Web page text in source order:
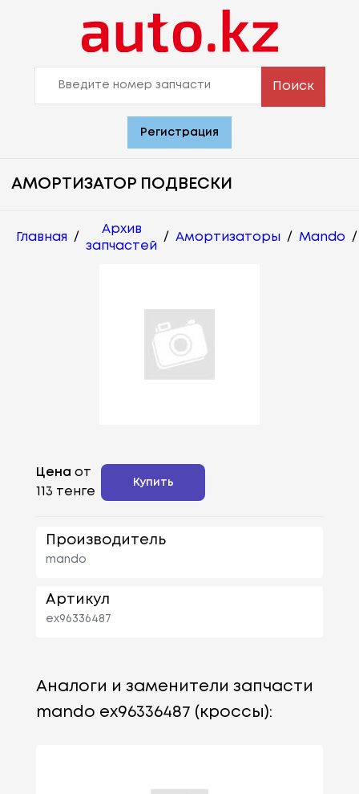
Поиск
Регистрация
АМОРТИЗАТОР ПОДВЕСКИ
Главная /
Архив
запчастей
/ Амортизаторы / Mando /
Цена от
113 тенге
Купить
Производитель
mando
Артикул
ex96336487
Аналоги и заменители запчасти
mando ex96336487 (кроссы):